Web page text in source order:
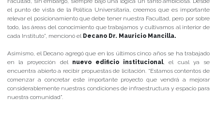
el punto de vista de la Política Universitaria, creemos que es importante
relevar el posicionamiento que debe tener nuestra Facultad, pero por sobre
todo, las áreas del conocimiento que trabajamos y cultivamos al interior de
cada Instituto”, mencionó el Decano Dr. Mauricio Mancilla.
Asimismo, el Decano agregó que en los últimos cinco años se ha trabajado
en la proyección del nuevo edificio institucional, el cual ya se
encuentra abierto a recibir propuestas de licitación. “Estamos contentos de
comenzar a concretar este importante proyecto que vendrá a mejorar
considerablemente nuestras condiciones de infraestructura y espacio para
nuestra comunidad”.